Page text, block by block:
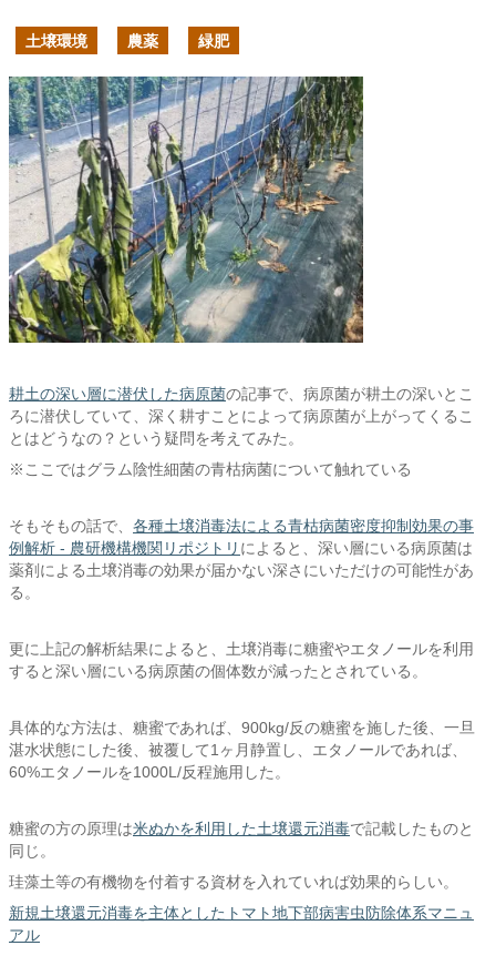
土壌環境 農薬 緑肥
耕土の深い層に潜伏した病原菌の記事で、病原菌が耕土の深いとこ
ろに潜伏していて、深く耕すことによって病原菌が上がってくるこ
とはどうなの？という疑問を考えてみた。
※ここではグラム陰性細菌の青枯病菌について触れている
そもそもの話で、 各種土壌消毒法による青枯病菌密度抑制効果の事
例解析 - 農研機構機関リポジトリ によると、深い層にいる病原菌は
薬剤による土壌消毒の効果が届かない深さにいただけの可能性があ
る。
更に上記の解析結果によると、土壌消毒に糖蜜やエタノールを利用
すると深い層にいる病原菌の個体数が減ったとされている。
具体的な方法は、糖蜜であれば、900kg/反の糖蜜を施した後、一旦
湛水状態にした後、被覆して1ヶ月静置し、エタノールであれば、
60%エタノールを1000L/反程施用した。
糖蜜の方の原理は米ぬかを利用した土壌還元消毒で記載したものと
同じ。
珪藻土等の有機物を付着する資材を入れていれば効果的らしい。
新規土壌還元消毒を主体としたトマト地下部病害虫防除体系マニュ
アル